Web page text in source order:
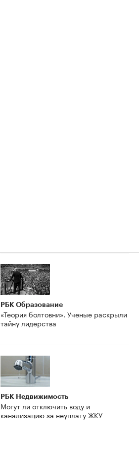
РБК Образование
«Теория болтовни». Ученые раскрыли
тайну лидерства
РБК Недвижимость
Могут ли отключить воду и
канализацию за неуплату ЖКУ